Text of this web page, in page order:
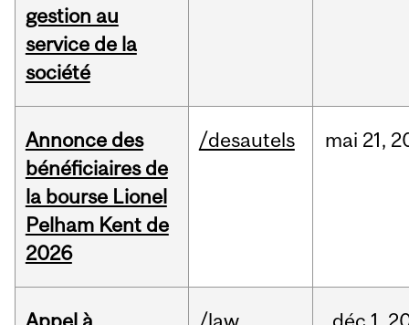
gestion au
service de la
société
Annonce des
bénéficiaires de
la bourse Lionel
Pelham Kent de
2026
/desautels mai 21,
Appel à /law déc 1,